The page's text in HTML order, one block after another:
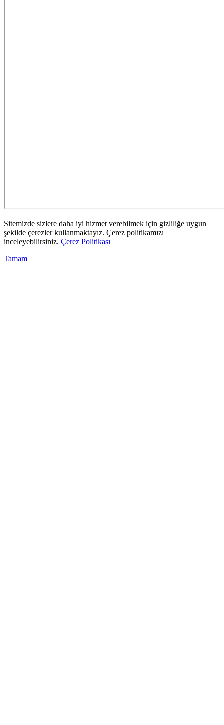
Sitemizde sizlere daha iyi hizmet verebilmek için gizliliğe uygun
şekilde çerezler kullanmaktayız. Çerez politikamızı
inceleyebilirsiniz. Çerez Politikası
Tamam